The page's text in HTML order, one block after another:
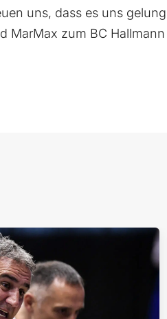
uns, dass es uns
MarMax zum BC